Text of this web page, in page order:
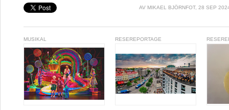
AV MIKAEL BJÖRNFOT, 28 SEP
MUSIKAL RESEREPORTAGE